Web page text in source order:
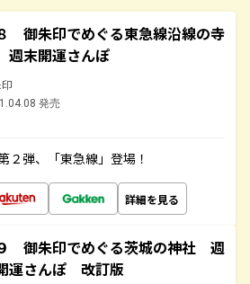
御朱印でめぐる東急線沿線の寺
末開運さんぽ
発売
２弾、「東急線」登場！
詳細を見る
御朱印でめぐる茨城の神社 週
運さんぽ 改訂版